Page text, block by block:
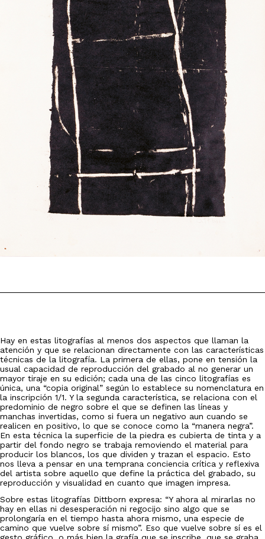
Hay en estas litografías al menos dos aspectos que llaman la
atención y que se relacionan directamente con las características
técnicas de la litografía. La primera de ellas, pone en tensión la
usual capacidad de reproducción del grabado al no generar un
mayor tiraje en su edición; cada una de las cinco litografías es
única, una “copia original” según lo establece su nomenclatura en
la inscripción 1/1. Y la segunda característica, se relaciona con el
predominio de negro sobre el que se definen las líneas y
manchas invertidas, como si fuera un negativo aun cuando se
realicen en positivo, lo que se conoce como la “manera negra”.
En esta técnica la superficie de la piedra es cubierta de tinta y a
partir del fondo negro se trabaja removiendo el material para
producir los blancos, los que dividen y trazan el espacio. Esto
nos lleva a pensar en una temprana conciencia crítica y reflexiva
del artista sobre aquello que define la práctica del grabado, su
reproducción y visualidad en cuanto que imagen impresa.
Sobre estas litografías Dittborn expresa: “Y ahora al mirarlas no
hay en ellas ni desesperación ni regocijo sino algo que se
prolongaría en el tiempo hasta ahora mismo, una especie de
camino que vuelve sobre sí mismo”. Eso que vuelve sobre sí es el